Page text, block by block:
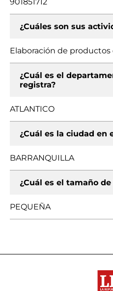
¿Cuáles son sus
Elaboración de productos
¿Cuál es el
registra?
ATLANTICO
¿Cuál es la ciudad en
BARRANQUILLA
¿Cuál es el tamaño
PEQUEÑA